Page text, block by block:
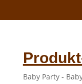
Baby Party -